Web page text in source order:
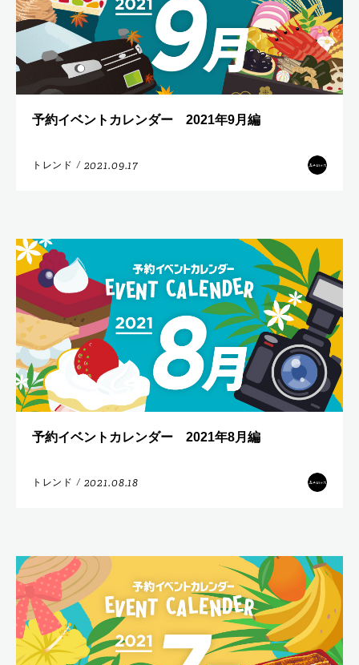
予約イベントカレンダー 2021年9月編
トレンド / 2021.09.17
予約イベントカレンダー 2021年8月編
トレンド / 2021.08.18